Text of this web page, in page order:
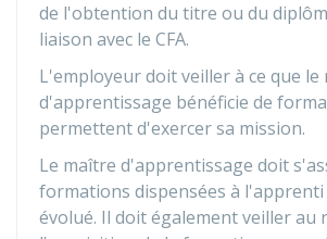
de l'obtention du titre ou du
liaison avec le CFA.
L'employeur doit veiller à ce que le
d'apprentissage bénéficie de
permettent d'exercer sa mission.
Le maître d'apprentissage doit
formations dispensées à
évolué. Il doit également veiller au